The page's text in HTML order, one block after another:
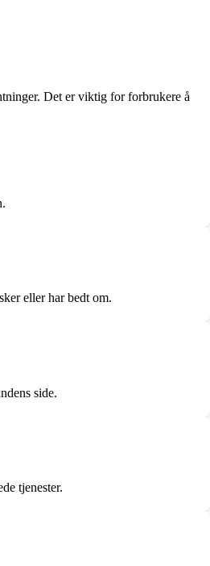
Det er viktig for forbrukere å
eller har bedt om.
side.
tjenester.